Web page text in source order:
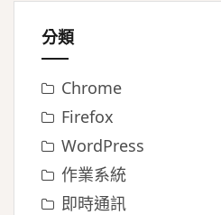
分類
Chrome
Firefox
WordPress
作業系統
即時通訊